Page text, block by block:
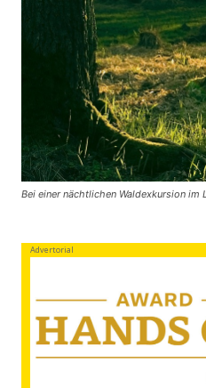
Bei einer nächtlichen Waldexkursion im
Advertorial